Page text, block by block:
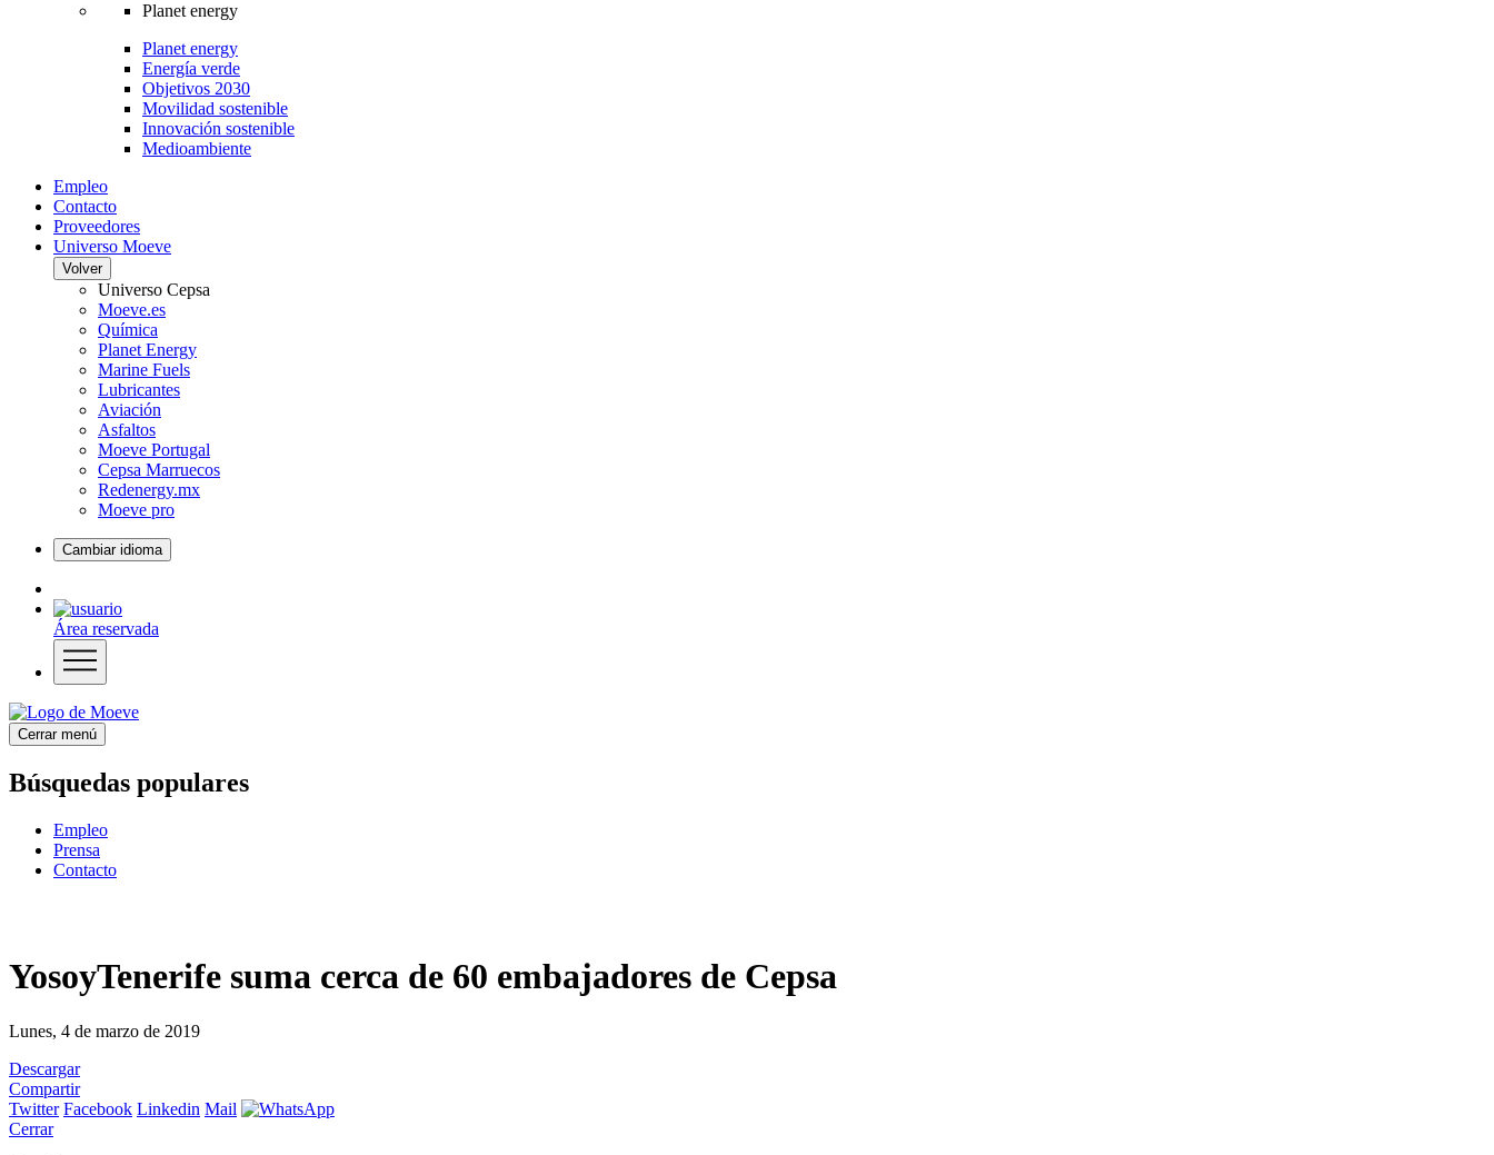
Planet energy
Planet energy
Energía verde
Objetivos 2030
Movilidad sostenible
Innovación sostenible
Medioambiente
Empleo
Contacto
Proveedores
Universo Moeve
Volver
Universo Cepsa
Moeve.es
Química
Planet Energy
Marine Fuels
Lubricantes
Aviación
Asfaltos
Moeve Portugal
Cepsa Marruecos
Redenergy.mx
Moeve pro
Cambiar idioma
Área reservada
Cerrar menú
Búsquedas populares
Empleo
Prensa
Contacto
YosoyTenerife suma cerca de 60 embajadores de Cepsa
Lunes, 4 de marzo de 2019
Descargar
Compartir
Twitter Facebook Linkedin Mail
Cerrar